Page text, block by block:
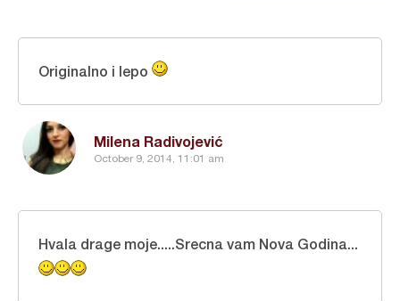
Milena Radivojević
October 9, 2014, 11:01 am
Originalno i lepo
Hvala drage moje.....Srecna vam Nova Godina...